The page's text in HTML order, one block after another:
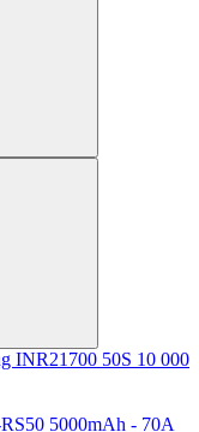
INR21700 50S 10 000